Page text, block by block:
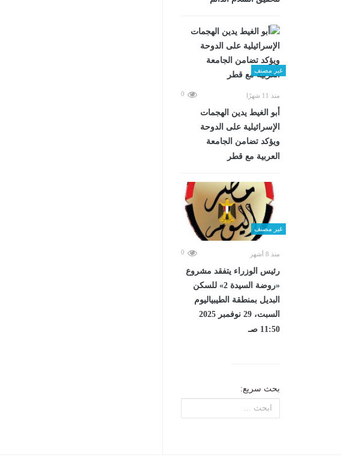
غير مصنف
منذ 11 شهرًا 0
أبو الغيط يدين الهجمات
الإسرائيلية على الدوحة
ويؤكد تضامن الجامعة
العربية مع قطر
غير مصنف
منذ 8 أشهر 0
رئيس الوزراء يتفقد مشروع
«روضة السيدة 2» للسكن
البديل بمنطقة الطيبياليوم
السبت، 29 نوفمبر 2025
11:50 صـ
بحث سريع: